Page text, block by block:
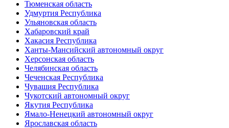
Тюменская область
Удмуртия Республика
Ульяновская область
Хабаровский край
Хакасия Республика
Ханты-Мансийский автономный округ
Херсонская область
Челябинская область
Чеченская Республика
Чувашия Республика
Чукотский автономный округ
Якутия Республика
Ямало-Ненецкий автономный округ
Ярославская область